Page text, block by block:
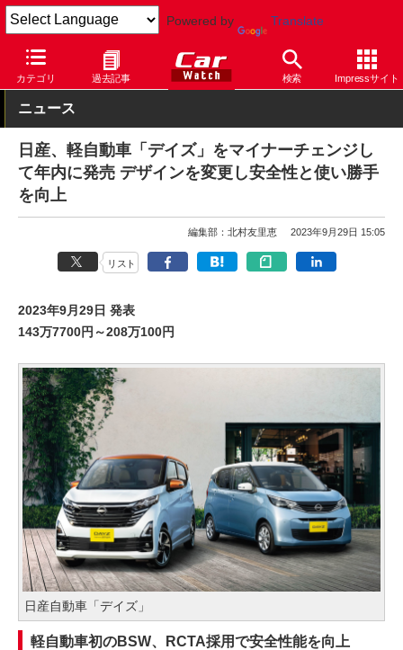
Powered by Translate
カテゴリ 過去記事 検索 Impressサイト
Car Watch 自動車 デイズ
ニュース
日産、軽自動車「デイズ」をマイナーチェンジし
て年内に発売 デザインを変更し安全性と使い勝手
を向上
編集部：北村友里恵 2023年9月29日 15:05
リスト
2023年9月29日 発表
143万7700円～208万100円
日産自動車「デイズ」
軽自動車初のBSW、RCTA採用で安全性能を向上